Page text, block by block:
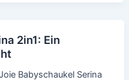
2in1: Ein
Babyschaukel Serina